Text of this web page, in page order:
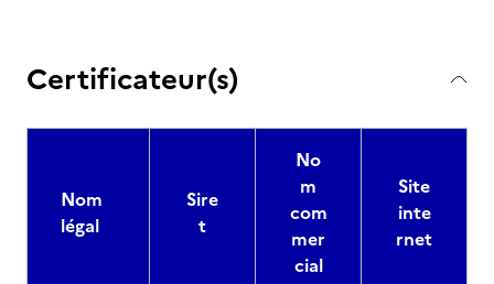
Certificateur(s)
Nom
légal
Sire
t
No
m
com
mer
cial
Site
inte
rnet